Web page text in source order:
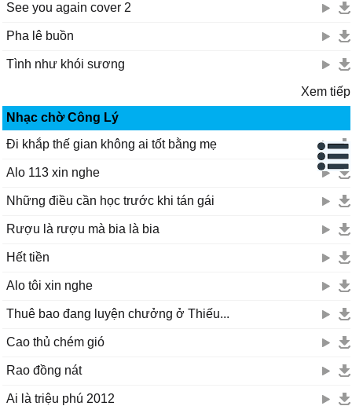
See you again cover 2
Pha lê buồn
Tình như khói sương
Xem tiếp
Nhạc chờ Công Lý
Đi khắp thế gian không ai tốt bằng mẹ
Alo 113 xin nghe
Những điều cần học trước khi tán gái
Rượu là rượu mà bia là bia
Hết tiền
Alo tôi xin nghe
Thuê bao đang luyện chưởng ở Thiếu...
Cao thủ chém gió
Rao đồng nát
Ai là triệu phú 2012